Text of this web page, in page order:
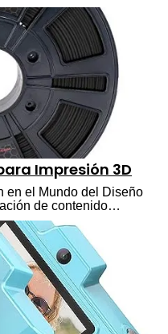
Impresión 3D
en el Mundo del Diseño
de contenido…